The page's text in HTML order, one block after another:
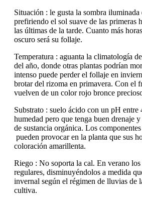
Situación : le gusta la sombra iluminada
prefiriendo el sol suave de las primeras
las últimas de la tarde. Cuanto más
oscuro será su follaje.
Temperatura : aguanta la climatología
del año, donde otras plantas podrían
intenso puede perder el follaje en
brotar del rizoma en primavera. Con el
vuelven de un color rojo bronce
Substrato : suelo ácido con un pH entre
humedad pero que tenga buen drenaje
de sustancia orgánica. Los
pueden provocar en la planta que sus
coloración amarillenta.
Riego : No soporta la cal. En verano los
regulares, disminuyéndolos a medida
invernal según el régimen de lluvias de
cultiva.